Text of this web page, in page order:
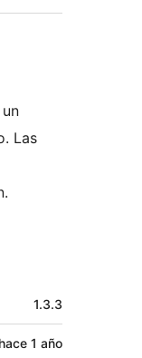
Las
1.3.3
hace 1 año